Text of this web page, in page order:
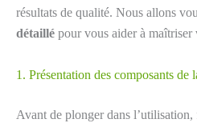
résultats de qualité. Nous allons
détaillé pour vous aider à
1. Présentation des composants de
Avant de plonger dans